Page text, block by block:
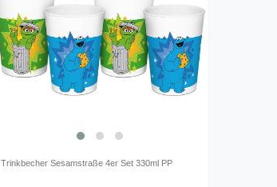
Trinkbecher Sesamstraße 4er Set 330ml PP